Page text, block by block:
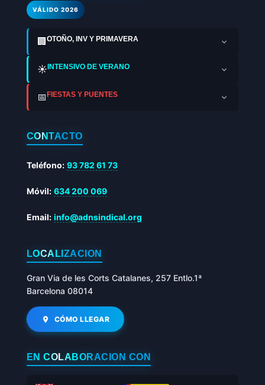
VÁLIDO 2026
🏢 OTOÑO, INV Y PRIMAVERA
☀️INTENSIVO DE VERANO
📅FIESTAS Y PUENTES
CONTACTO
Teléfono: 93 782 61 73
Móvil: 634 200 069
Email: info@adnsindical.org
LOCALIZACIÓN
Gran Via de les Corts Catalanes, 257 Entlo.1ª
Barcelona 08014
CÓMO LLEGAR
EN COLABORACIÓN CON